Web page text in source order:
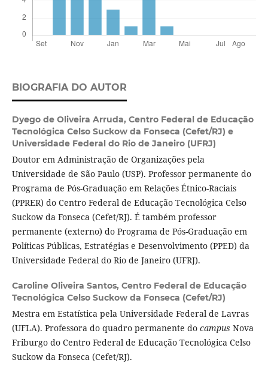
BIOGRAFIA DO AUTOR
Dyego de Oliveira Arruda, Centro Federal de Educação
Tecnológica Celso Suckow da Fonseca (Cefet/RJ) e
Universidade Federal do Rio de Janeiro (UFRJ)
Doutor em Administração de Organizações pela
Universidade de São Paulo (USP). Professor permanente do
Programa de Pós-Graduação em Relações Étnico-Raciais
(PPRER) do Centro Federal de Educação Tecnológica Celso
Suckow da Fonseca (Cefet/RJ). É também professor
permanente (externo) do Programa de Pós-Graduação em
Políticas Públicas, Estratégias e Desenvolvimento (PPED) da
Universidade Federal do Rio de Janeiro (UFRJ).
Caroline Oliveira Santos, Centro Federal de Educação
Tecnológica Celso Suckow da Fonseca (Cefet/RJ)
Mestra em Estatística pela Universidade Federal de Lavras
(UFLA). Professora do quadro permanente do campus Nova
Friburgo do Centro Federal de Educação Tecnológica Celso
Suckow da Fonseca (Cefet/RJ).